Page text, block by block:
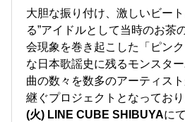
大胆な振り付け、激しいビー
る”アイドルとして当時のお茶
会現象を巻き起こした「ピン
な日本歌謡史に残るモンスタ
曲の数々を数多のアーティス
継ぐプロジェクトとなっており
(火) LINE CUBE SHIBUYAに